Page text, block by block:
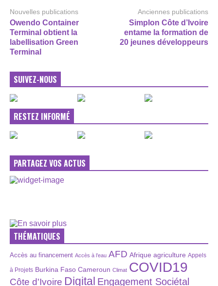
Nouvelles publications
Owendo Container
Terminal obtient la
labellisation Green
Terminal
Anciennes publications
Simplon Côte d’Ivoire
entame la formation de
20 jeunes développeurs
SUIVEZ-NOUS
RESTEZ INFORMÉ
PARTAGEZ VOS ACTUS
THÉMATIQUES
Accès au financement Accès à l’eau AFD Afrique agriculture Appels
à Projets Burkina Faso Cameroun Climat COVID19
Côte d'Ivoire Digital Engagement Sociétal